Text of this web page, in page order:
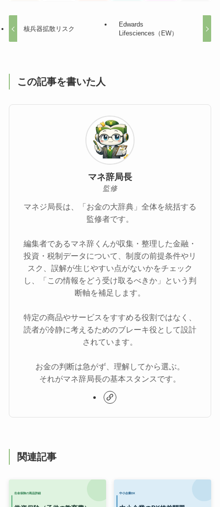
核兵器拡散リスク
Edwards
Lifesciences（EW）
この記事を書いた人
マネ辞局長
監修
マネジ局長は、「お金の大辞典」全体を統括する
監修者です。
編集者であるマネ辞くんが収集・整理した金融・
投資・税制データについて、制度の前提条件やリ
スク、誤解が生じやすい点がないかをチェック
し、「この情報をどう受け取るべきか」という判
断軸を補足します。
特定の商品やサービスをすすめる役割ではなく、
読者が冷静に考えるためのブレーキ役として設計
されています。
お金の判断は急がず、理解してから選ぶ。
それがマネ辞局長の基本スタンスです。
関連記事